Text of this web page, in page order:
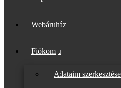
Webáruház
Fiókom
Adataim szerkesztése